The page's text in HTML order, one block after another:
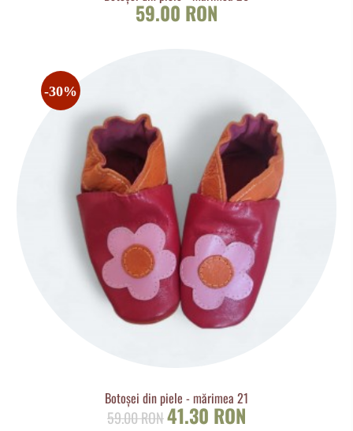
59.00 RON
Botoșei din piele - mărimea 21
59.00 RON41.30 RON
-30%